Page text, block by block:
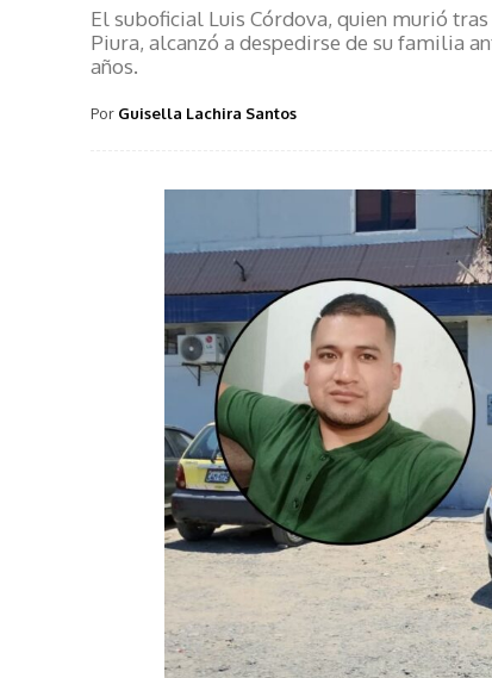
El suboficial Luis Córdova, quien murió
Piura, alcanzó a despedirse de su familia
años.
Por Guisella Lachira Santos